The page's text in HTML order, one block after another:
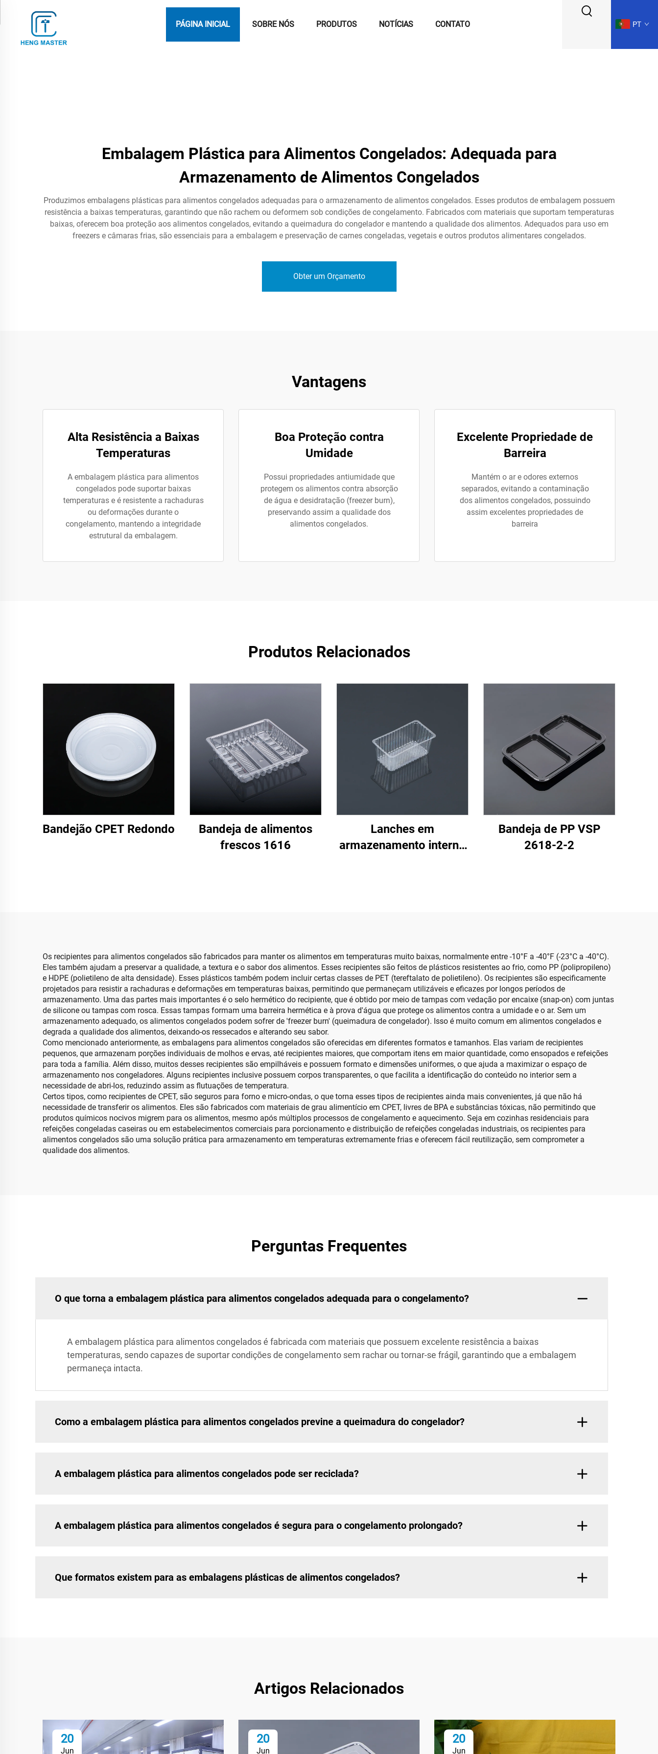
PÁGINA INICIAL SOBRE NÓS PRODUTOS NOTÍCIAS CONTATO PT
Embalagem Plástica para Alimentos Congelados: Adequada para
Armazenamento de Alimentos Congelados
Produzimos embalagens plásticas para alimentos congelados adequadas para o armazenamento de alimentos congelados. Esses produtos de embalagem possuem
resistência a baixas temperaturas, garantindo que não rachem ou deformem sob condições de congelamento. Fabricados com materiais que suportam temperaturas
baixas, oferecem boa proteção aos alimentos congelados, evitando a queimadura do congelador e mantendo a qualidade dos alimentos. Adequados para uso em
freezers e câmaras frias, são essenciais para a embalagem e preservação de carnes congeladas, vegetais e outros produtos alimentares congelados.
Obter um Orçamento
Vantagens
Alta Resistência a Baixas
Temperaturas
A embalagem plástica para alimentos
congelados pode suportar baixas
temperaturas e é resistente a rachaduras
ou deformações durante o
congelamento, mantendo a integridade
estrutural da embalagem.
Boa Proteção contra
Umidade
Possui propriedades antiumidade que
protegem os alimentos contra absorção
de água e desidratação (freezer burn),
preservando assim a qualidade dos
alimentos congelados.
Excelente Propriedade de
Barreira
Mantém o ar e odores externos
separados, evitando a contaminação
dos alimentos congelados, possuindo
assim excelentes propriedades de
barreira
Produtos Relacionados
Bandejão CPET Redondo
Bandeja de alimentos
frescos 1616
Lanches em
armazenamento interno
Bandeja de PP VSP
2618-2-2
Os recipientes para alimentos congelados são fabricados para manter os alimentos em temperaturas muito baixas, normalmente entre -10°F a -40°F (-23°C a -40°C).
Eles também ajudam a preservar a qualidade, a textura e o sabor dos alimentos. Esses recipientes são feitos de plásticos resistentes ao frio, como PP (polipropileno)
e HDPE (polietileno de alta densidade). Esses plásticos também podem incluir certas classes de PET (tereftalato de polietileno). Os recipientes são especificamente
projetados para resistir a rachaduras e deformações em temperaturas baixas, permitindo que permaneçam utilizáveis e eficazes por longos períodos de
armazenamento. Uma das partes mais importantes é o selo hermético do recipiente, que é obtido por meio de tampas com vedação por encaixe (snap-on) com juntas
de silicone ou tampas com rosca. Essas tampas formam uma barreira hermética e à prova d'água que protege os alimentos contra a umidade e o ar. Sem um
armazenamento adequado, os alimentos congelados podem sofrer de 'freezer burn' (queimadura de congelador). Isso é muito comum em alimentos congelados e
degrada a qualidade dos alimentos, deixando-os ressecados e alterando seu sabor.
Como mencionado anteriormente, as embalagens para alimentos congelados são oferecidas em diferentes formatos e tamanhos. Elas variam de recipientes
pequenos, que armazenam porções individuais de molhos e ervas, até recipientes maiores, que comportam itens em maior quantidade, como ensopados e refeições
para toda a família. Além disso, muitos desses recipientes são empilháveis e possuem formato e dimensões uniformes, o que ajuda a maximizar o espaço de
armazenamento nos congeladores. Alguns recipientes inclusive possuem corpos transparentes, o que facilita a identificação do conteúdo no interior sem a
necessidade de abri-los, reduzindo assim as flutuações de temperatura.
Certos tipos, como recipientes de CPET, são seguros para forno e micro-ondas, o que torna esses tipos de recipientes ainda mais convenientes, já que não há
necessidade de transferir os alimentos. Eles são fabricados com materiais de grau alimentício em CPET, livres de BPA e substâncias tóxicas, não permitindo que
produtos químicos nocivos migrem para os alimentos, mesmo após múltiplos processos de congelamento e aquecimento. Seja em cozinhas residenciais para
refeições congeladas caseiras ou em estabelecimentos comerciais para porcionamento e distribuição de refeições congeladas industriais, os recipientes para
alimentos congelados são uma solução prática para armazenamento em temperaturas extremamente frias e oferecem fácil reutilização, sem comprometer a
qualidade dos alimentos.
Perguntas Frequentes
O que torna a embalagem plástica para alimentos congelados adequada para o congelamento?
A embalagem plástica para alimentos congelados é fabricada com materiais que possuem excelente resistência a baixas
temperaturas, sendo capazes de suportar condições de congelamento sem rachar ou tornar-se frágil, garantindo que a embalagem
permaneça intacta.
Como a embalagem plástica para alimentos congelados previne a queimadura do congelador?
A embalagem plástica para alimentos congelados pode ser reciclada?
A embalagem plástica para alimentos congelados é segura para o congelamento prolongado?
Que formatos existem para as embalagens plásticas de alimentos congelados?
Artigos Relacionados
20
Jun
20
Jun
20
Jun